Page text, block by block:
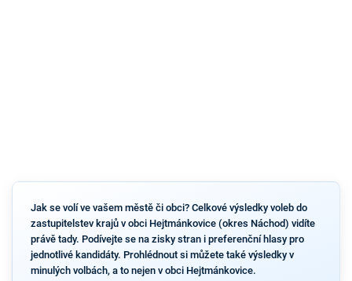
Jak se volí ve vašem městě či obci? Celkové výsledky voleb do
zastupitelstev krajů v obci Hejtmánkovice (okres Náchod) vidíte
právě tady. Podívejte se na zisky stran i preferenční hlasy pro
jednotlivé kandidáty. Prohlédnout si můžete také výsledky v
minulých volbách, a to nejen v obci Hejtmánkovice.